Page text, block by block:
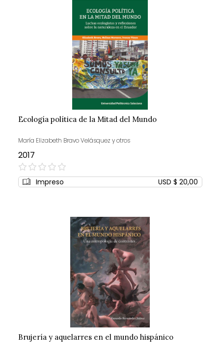
Ecología política de la Mitad del Mundo
María Elizabeth Bravo Velásquez y otros
2017
0%
Impreso USD $ 20,00
Brujería y aquelarres en el mundo hispánico